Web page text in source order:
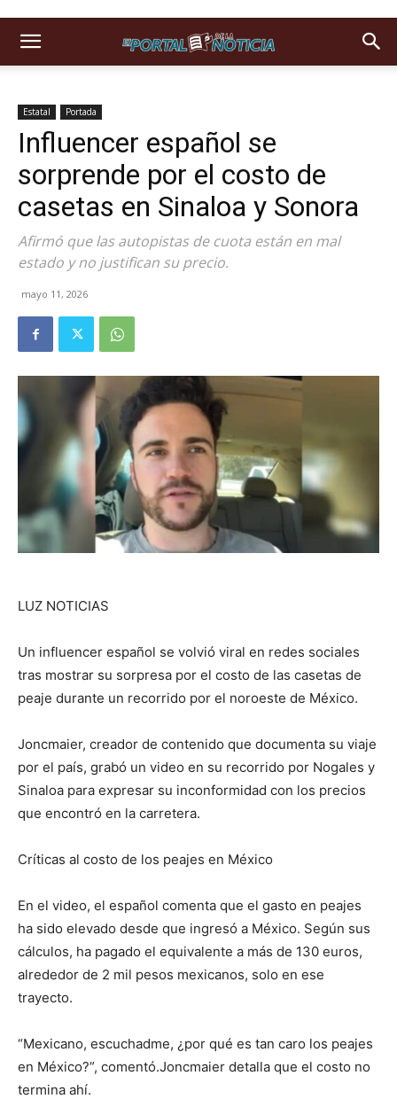
Estatal Portada
Influencer español se
sorprende por el costo de
casetas en Sinaloa y Sonora
Afirmó que las autopistas de cuota están en mal
estado y no justifican su precio.
mayo 11, 2026
LUZ NOTICIAS
Un influencer español se volvió viral en redes sociales
tras mostrar su sorpresa por el costo de las casetas de
peaje durante un recorrido por el noroeste de México.
Joncmaier, creador de contenido que documenta su viaje
por el país, grabó un video en su recorrido por Nogales y
Sinaloa para expresar su inconformidad con los precios
que encontró en la carretera.
Críticas al costo de los peajes en México
En el video, el español comenta que el gasto en peajes
ha sido elevado desde que ingresó a México. Según sus
cálculos, ha pagado el equivalente a más de 130 euros,
alrededor de 2 mil pesos mexicanos, solo en ese
trayecto.
“Mexicano, escuchadme, ¿por qué es tan caro los peajes
en México?”, comentó.Joncmaier detalla que el costo no
termina ahí.